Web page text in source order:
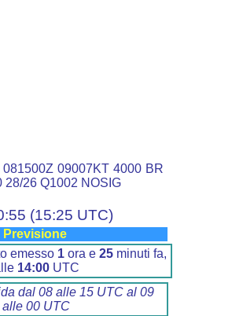
081500Z 09007KT 4000 BR
28/26 Q1002 NOSIG
(15:25 UTC)
Previsione
emesso 1ora e 25minuti fa,
14:00UTC
dal 08 alle 15 UTC al 09
alle 00 UTC